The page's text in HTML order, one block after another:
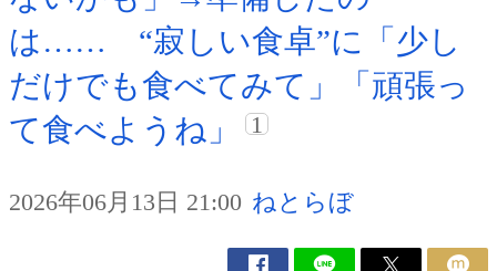
は…… “寂しい食卓”に「少し
だけでも食べてみて」「頑張っ
て食べようね」
1
2026年06月13日 21:00 ねとらぼ